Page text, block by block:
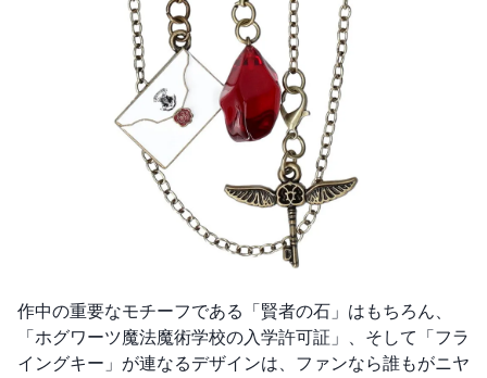
作中の重要なモチーフである「賢者の石」はもちろん、
「ホグワーツ魔法魔術学校の入学許可証」、そして「フラ
イングキー」が連なるデザインは、ファンなら誰もがニヤ